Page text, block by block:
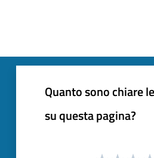
Quanto sono chiare
su questa pagina?